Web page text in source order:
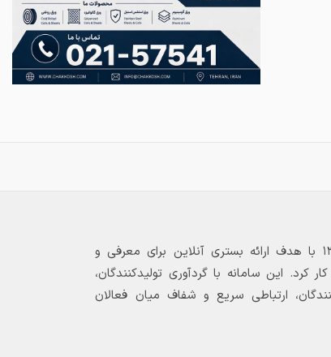
بازارگاه الکترونیکی فولاد ۲۴ از بهار ۱۳۹۷ با هدف ارائه بستری آنلاین برای معرفی و
کرد. این سامانه با گردآوری تولیدکنندگان،
ارتباطی سریع و شفاف میان فعالان